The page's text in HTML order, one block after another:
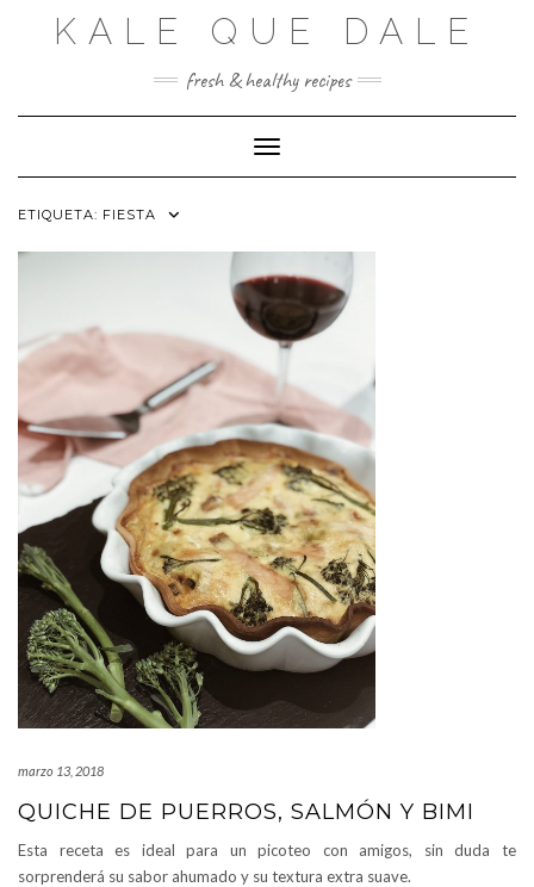
KALE QUE DALE
fresh & healthy recipes
Cambiar modo de navegación
ETIQUETA: FIESTA
marzo 13, 2018
QUICHE DE PUERROS, SALMÓN Y BIMI
Esta receta es ideal para un picoteo con amigos, sin duda te
sorprenderá su sabor ahumado y su textura extra suave.